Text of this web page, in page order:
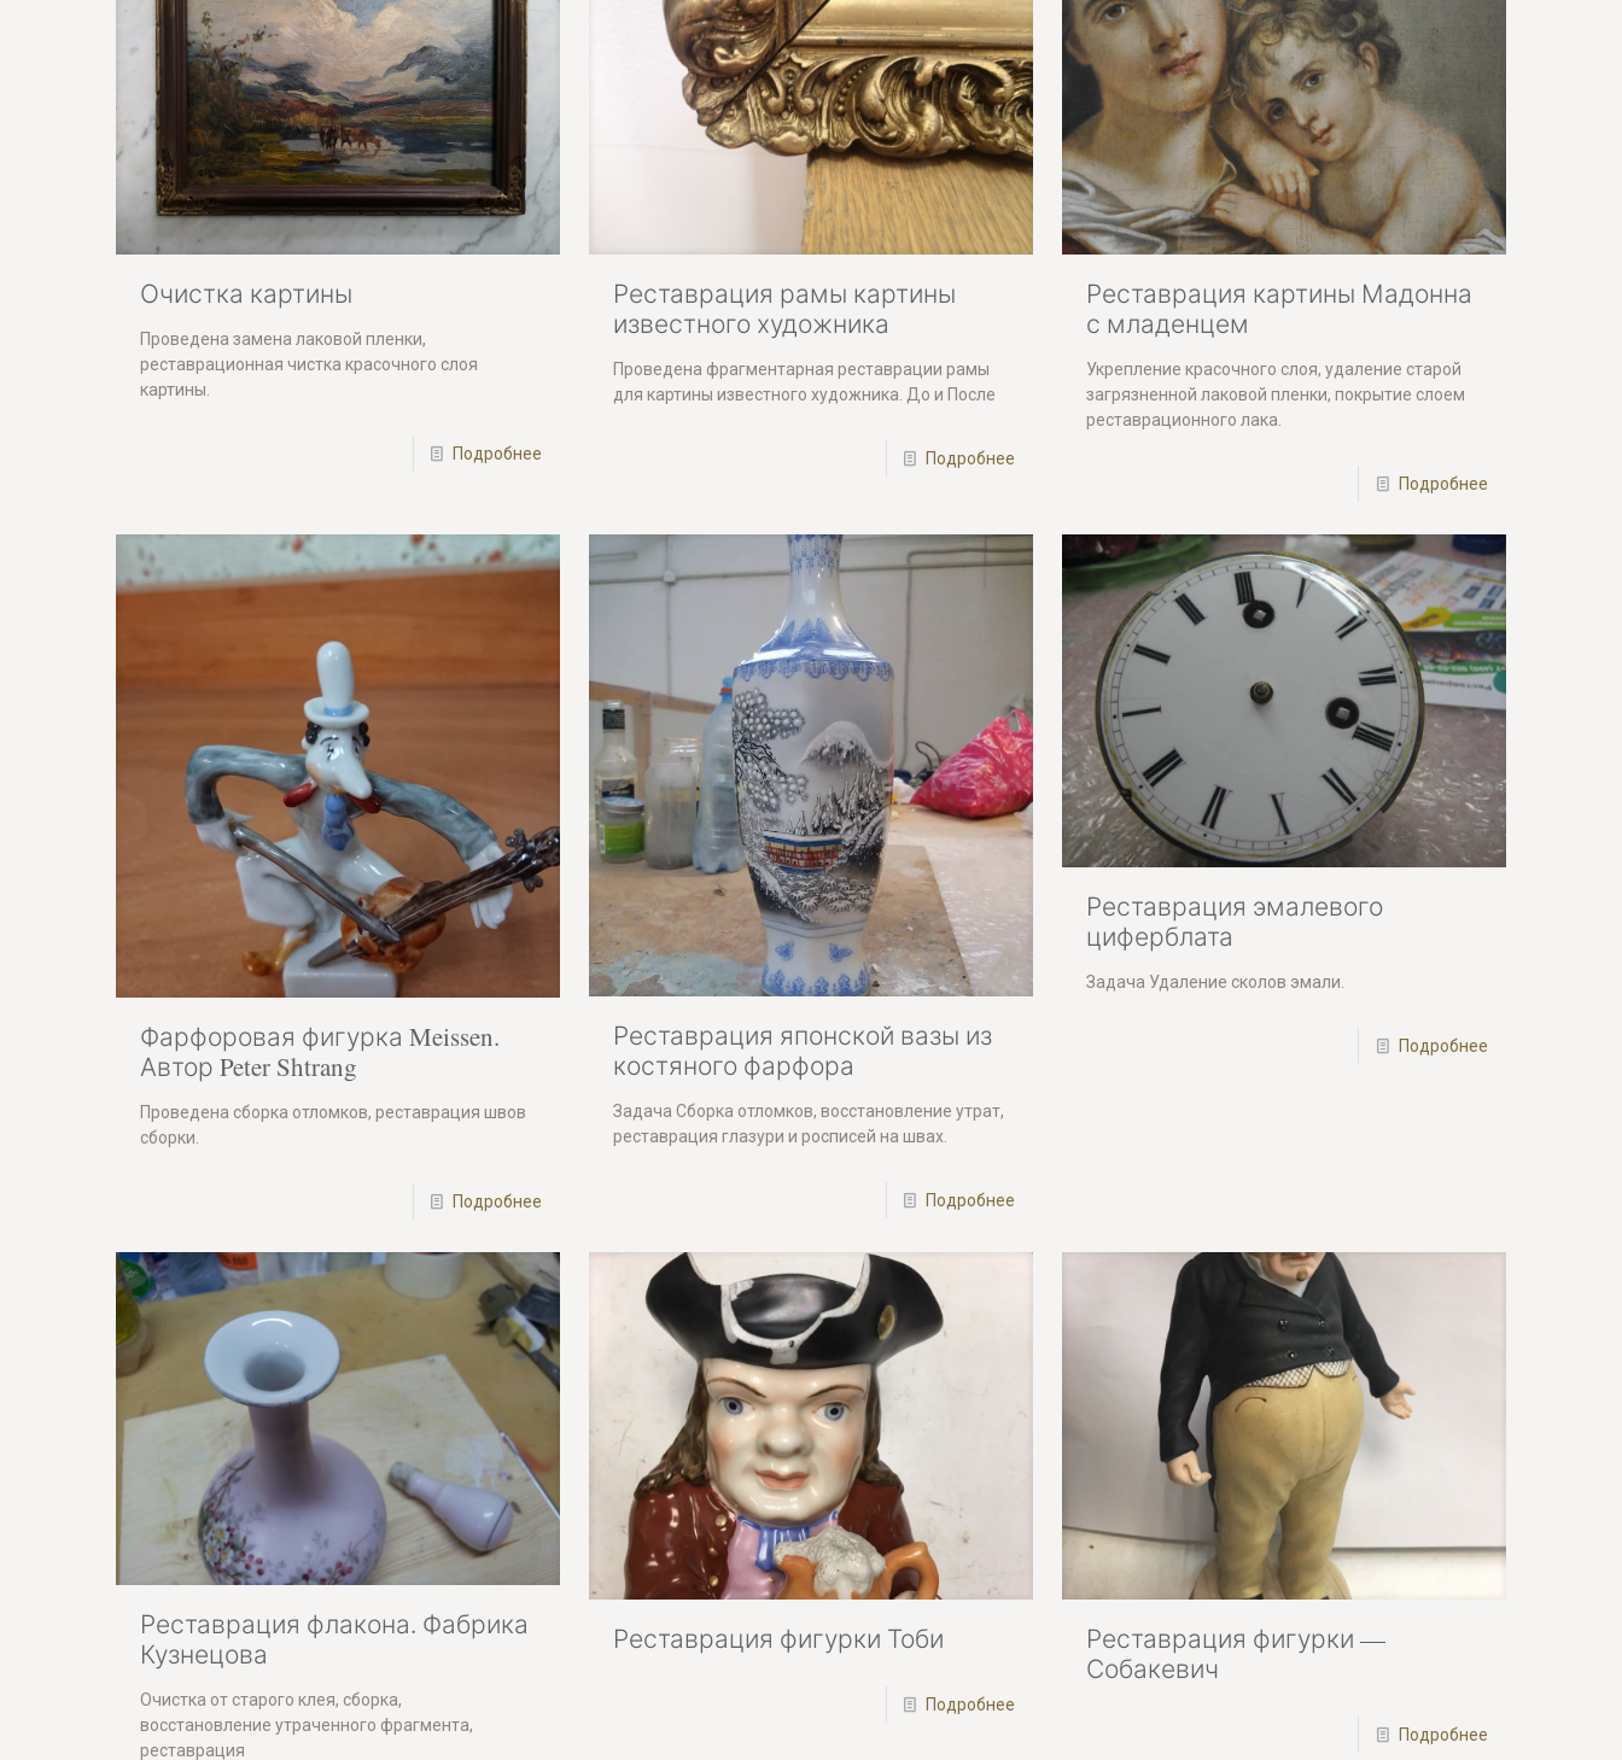
Очистка картины
Проведена замена лаковой пленки,
реставрационная чистка красочного слоя
картины.
Подробнее
Реставрация рамы картины
известного художника
Проведена фрагментарная реставрации рамы
для картины известного художника. До и После
Подробнее
Реставрация картины Мадонна
с младенцем
Укрепление красочного слоя, удаление старой
загрязненной лаковой пленки, покрытие слоем
реставрационного лака.
Подробнее
Фарфоровая фигурка Meissen.
Автор Peter Shtrang
Проведена сборка отломков, реставрация швов
сборки.
Подробнее
Реставрация японской вазы из
костяного фарфора
Задача Сборка отломков, восстановление утрат,
реставрация глазури и росписей на швах.
Подробнее
Реставрация эмалевого
циферблата
Задача Удаление сколов эмали.
Подробнее
Реставрация флакона. Фабрика
Кузнецова
Очистка от старого клея, сборка,
восстановление утраченного фрагмента,
реставрация
Реставрация фигурки Тоби
Подробнее
Реставрация фигурки —
Собакевич
Подробнее